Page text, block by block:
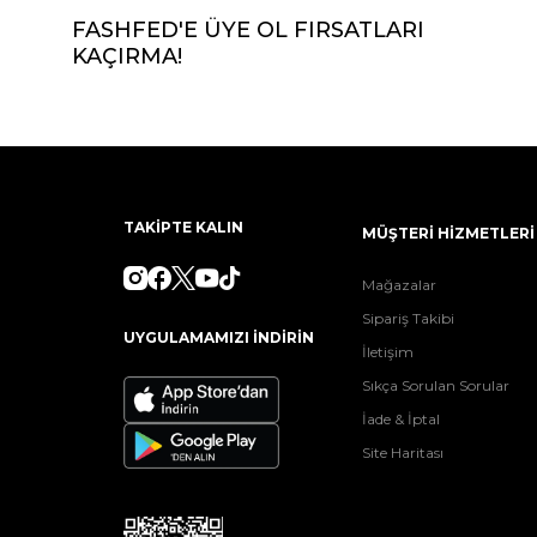
FASHFED'E ÜYE OL FIRSATLARI
KAÇIRMA!
TAKİPTE KALIN
UYGULAMAMIZI İNDİRİN
MÜŞTERİ HİZMETLERİ
Mağazalar
Sipariş Takibi
İletişim
Sıkça Sorulan Sorular
İade & İptal
Site Haritası